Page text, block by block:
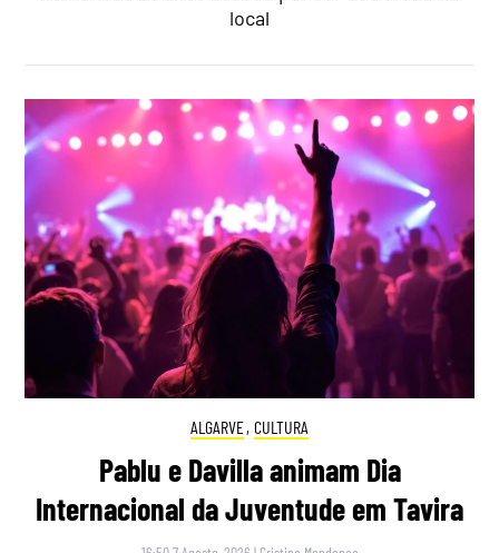
local
ALGARVE, CULTURA
Pablu e Davilla animam Dia
Internacional da Juventude em Tavira